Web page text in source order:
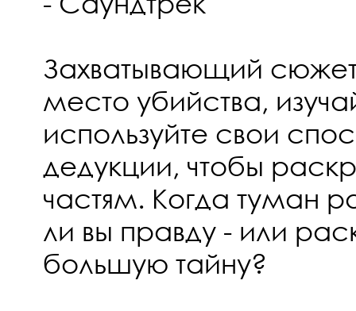
Захватывающий
место убийства,
используйте свои
дедукции, чтобы
частям. Когда туман
ли вы правду - или
большую тайну?